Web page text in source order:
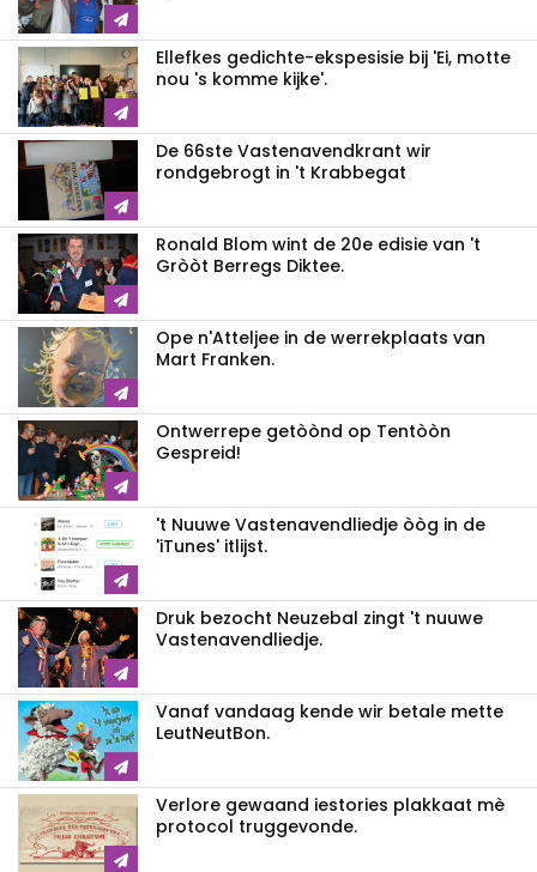
Ellefkes gedichte-ekspesisie bij 'Ei, motte
nou 's komme kijke'.
De 66ste Vastenavendkrant wir
rondgebrogt in 't Krabbegat
Ronald Blom wint de 20e edisie van 't
Gròòt Berregs Diktee.
Ope n'Atteljee in de werrekplaats van
Mart Franken.
Ontwerrepe getòònd op Tentòòn
Gespreid!
't Nuuwe Vastenavendliedje òòg in de
'iTunes' itlijst.
Druk bezocht Neuzebal zingt 't nuuwe
Vastenavendliedje.
Vanaf vandaag kende wir betale mette
LeutNeutBon.
Verlore gewaand iestories plakkaat mè
protocol truggevonde.